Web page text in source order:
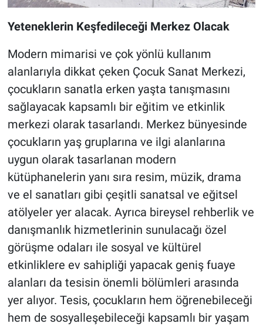
Yeteneklerin Keşfedileceği Merkez Olacak
Modern mimarisi ve çok yönlü kullanım
alanlarıyla dikkat çeken Çocuk Sanat Merkezi,
çocukların sanatla erken yaşta tanışmasını
sağlayacak kapsamlı bir eğitim ve etkinlik
merkezi olarak tasarlandı. Merkez bünyesinde
çocukların yaş gruplarına ve ilgi alanlarına
uygun olarak tasarlanan modern
kütüphanelerin yanı sıra resim, müzik, drama
ve el sanatları gibi çeşitli sanatsal ve eğitsel
atölyeler yer alacak. Ayrıca bireysel rehberlik ve
danışmanlık hizmetlerinin sunulacağı özel
görüşme odaları ile sosyal ve kültürel
etkinliklere ev sahipliği yapacak geniş fuaye
alanları da tesisin önemli bölümleri arasında
yer alıyor. Tesis, çocukların hem öğrenebileceği
hem de sosyalleşebileceği kapsamlı bir yaşam